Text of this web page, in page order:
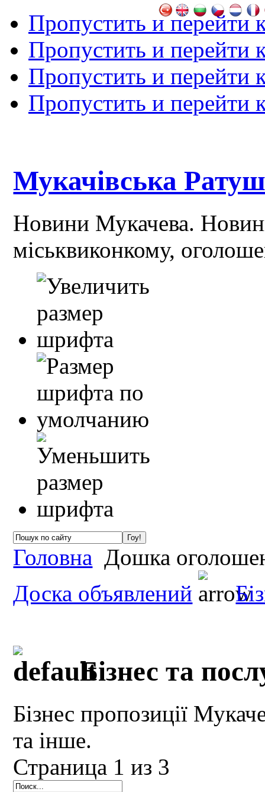
Пропустить и перейти
Пропустить и перейти
Пропустить и перейти
Пропустить и перейти
Мукачівська
Новини Мукачева.
міськвиконкому,
Головна Дошка
Доска объявлений
Бізнес та
Бізнес пропозиції
та інше.
Страница 1 из 3